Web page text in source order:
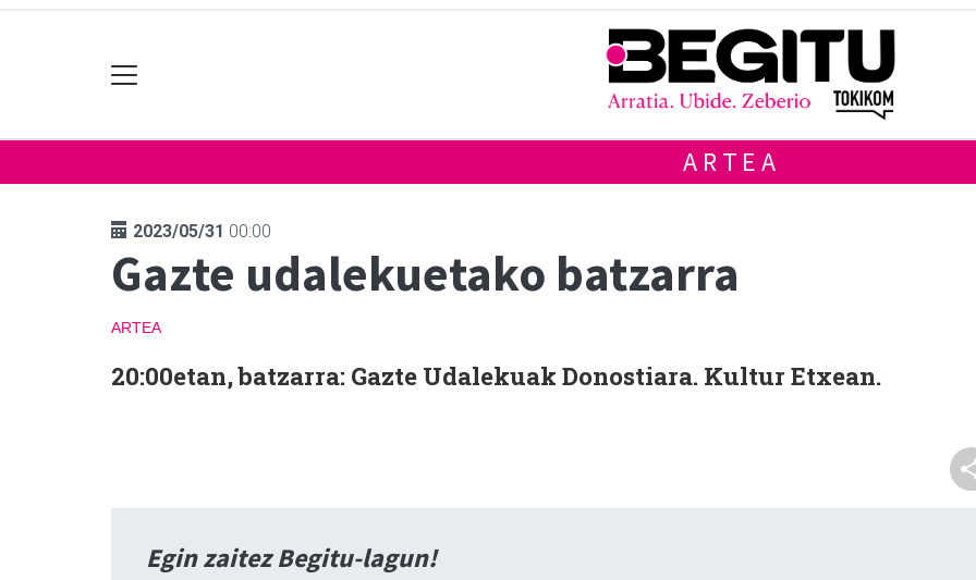
ARTEA
2023/05/31 00:00
Gazte udalekuetako batzarra
ARTEA
20:00etan, batzarra: Gazte Udalekuak Donostiara. Kultur Etxean.
Egin zaitez Begitu-lagun!